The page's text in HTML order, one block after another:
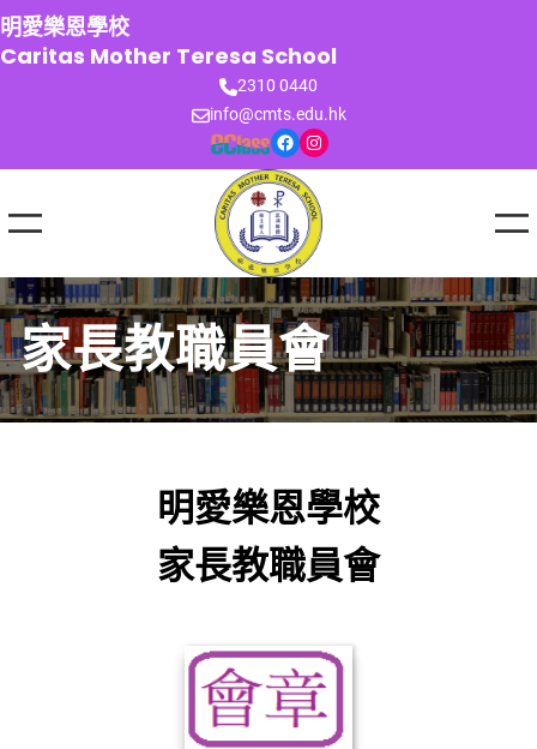
跳
至
主
明愛樂恩學校
Caritas Mother Teresa School
2310 0440
info@cmts.edu.hk
Facebook Instagram
家長教職員會
明愛樂恩學校
家長教職員會